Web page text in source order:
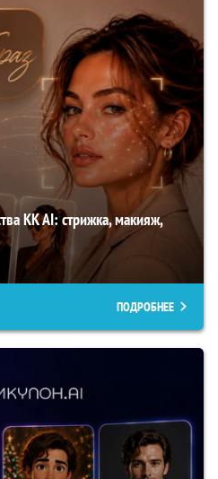
KK AI: стрижка, макияж,
ПОДРОБНЕЕ